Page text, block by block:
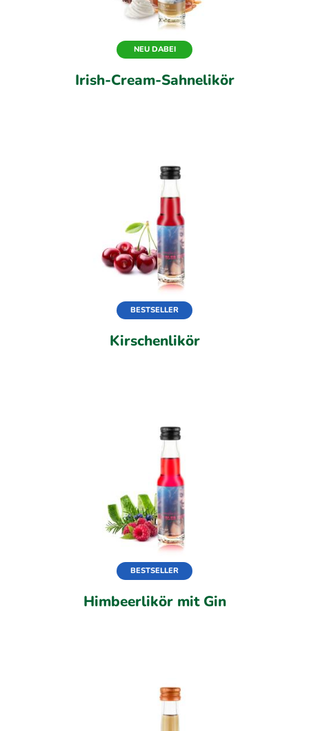
NEU DABEI
Irish-Cream-Sahnelikör
BESTSELLER
Kirschenlikör
BESTSELLER
Himbeerlikör mit Gin